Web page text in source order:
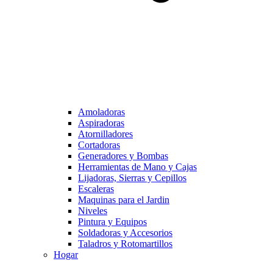
Amoladoras
Aspiradoras
Atornilladores
Cortadoras
Generadores y Bombas
Herramientas de Mano y Cajas
Lijadoras, Sierras y Cepillos
Escaleras
Maquinas para el Jardin
Niveles
Pintura y Equipos
Soldadoras y Accesorios
Taladros y Rotomartillos
Hogar